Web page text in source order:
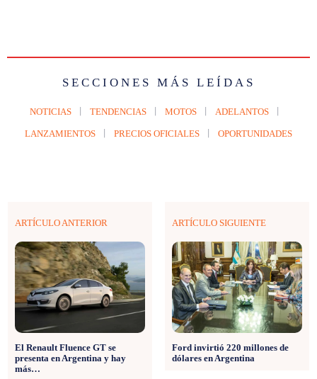
SECCIONES MÁS LEÍDAS
NOTICIAS TENDENCIAS MOTOS ADELANTOS
LANZAMIENTOS PRECIOS OFICIALES OPORTUNIDADES
ARTÍCULO ANTERIOR
El Renault Fluence GT se
presenta en Argentina y hay
más…
ARTÍCULO SIGUIENTE
Ford invirtió 220 millones de
dólares en Argentina